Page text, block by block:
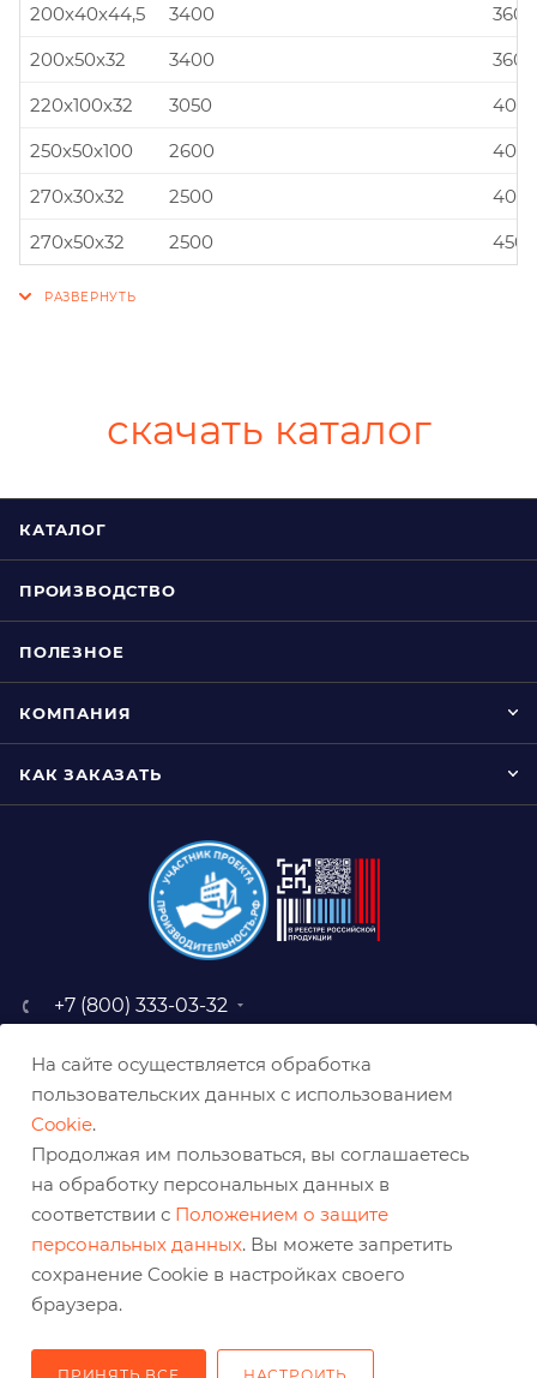
200x40x44,5
3400
200x50x32
3400
220x100x32
3050
250x50x100
2600
270x30x32
2500
270x50x32
2500
скачать каталог
КАТАЛОГ
ПРОИЗВОДСТВО
ПОЛЕЗНОЕ
КОМПАНИЯ
КАК ЗАКАЗАТЬ
+7 (800) 333-03-32
baz@belabraziv.ru
308009, Россия, г. Белгород,
На сайте осуществляется обработка
пользовательских данных с использованием
Cookie.
Продолжая им пользоваться, вы соглашаетесь
на обработку персональных данных в
соответствии с Положением о защите
персональных данных. Вы можете запретить
сохранение Cookie в настройках своего
браузера.